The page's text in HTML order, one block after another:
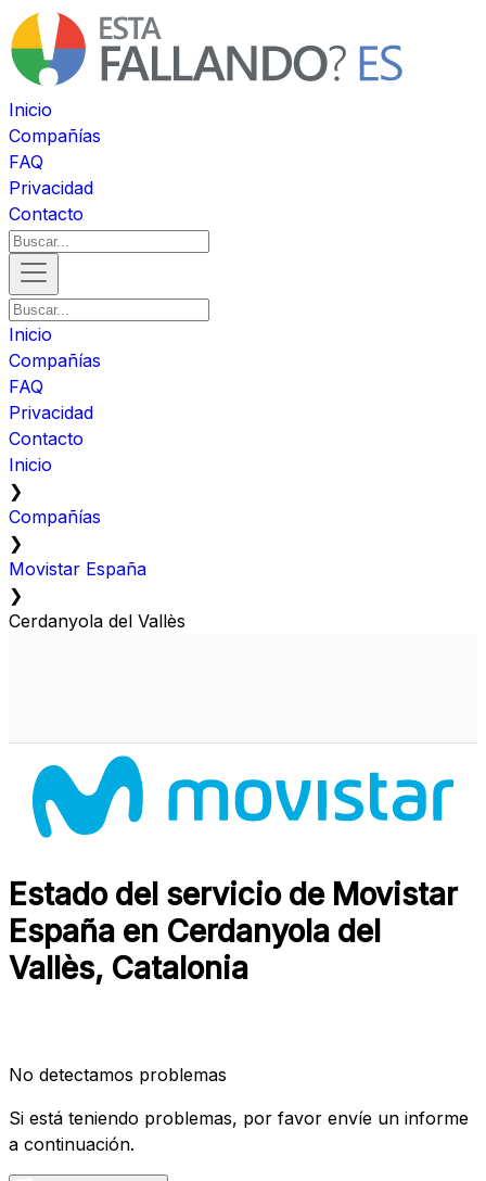
Inicio
Compañías
FAQ
Privacidad
Contacto
Inicio
Compañías
FAQ
Privacidad
Contacto
Inicio
❯
Compañías
❯
Movistar España
❯
Cerdanyola del Vallès
Estado del servicio de Movistar
España en Cerdanyola del
Vallès, Catalonia
No detectamos problemas
Si está teniendo problemas, por favor envíe un informe
a continuación.